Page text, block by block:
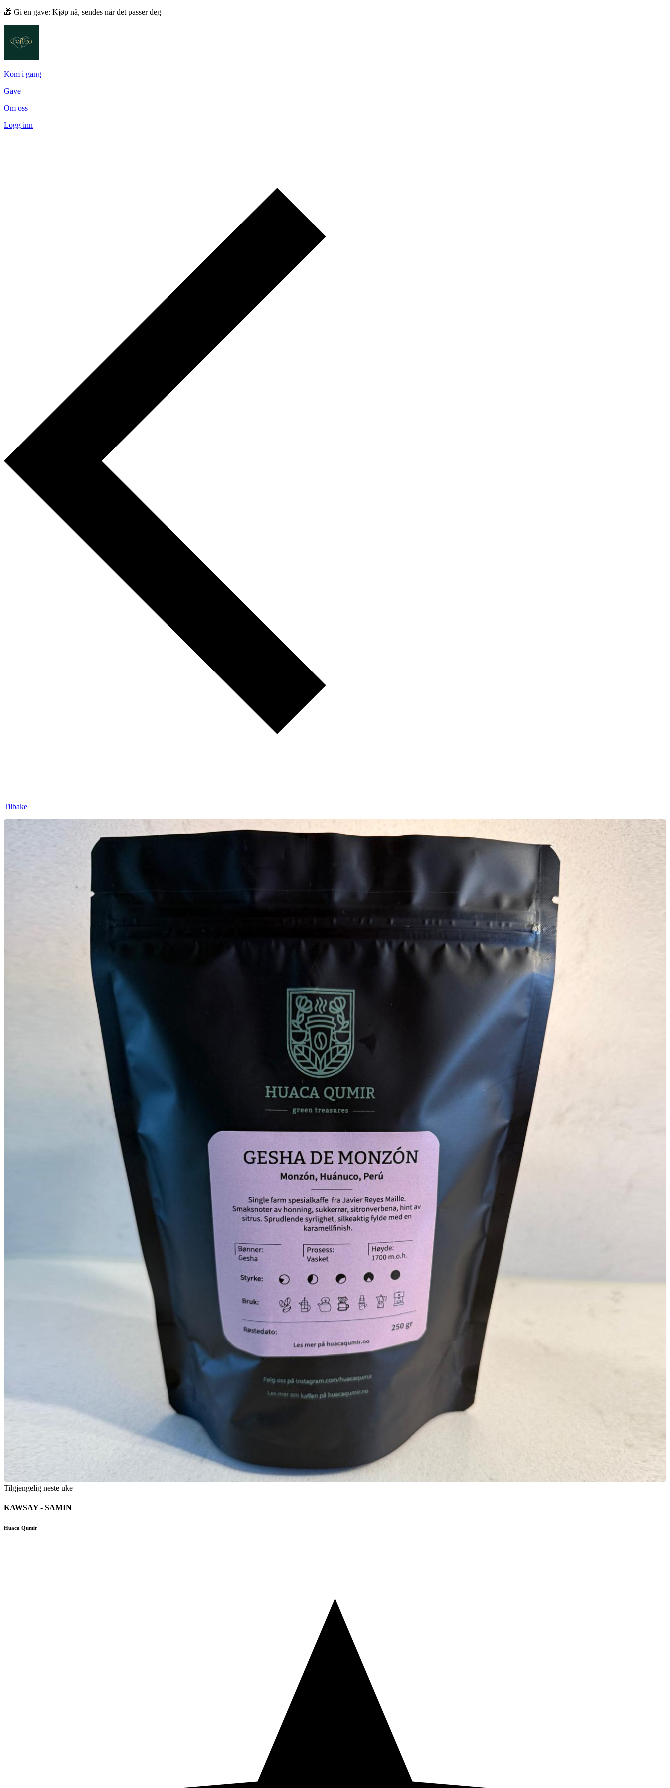
🎁 Gi en gave: Kjøp nå, sendes når det passer deg
Kom i gang
Gave
Om oss
Logg inn
Tilbake
Tilgjengelig neste uke
KAWSAY - SAMIN
Huaca Qumir